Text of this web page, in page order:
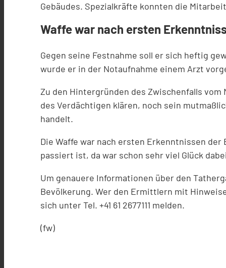
Gebäudes. Spezialkräfte konnten die
Waffe war nach ersten
Gegen seine Festnahme soll er sich heftig
wurde er in der Notaufnahme einem Arzt
Zu den Hintergründen des Zwischenfalls
des Verdächtigen klären, noch sein
handelt.
Die Waffe war nach ersten Erkenntnissen
passiert ist, da war schon sehr viel Glück
Um genauere Informationen über den
Bevölkerung. Wer den Ermittlern mit
sich unter Tel. +41 61 2677111 melden.
(fw)